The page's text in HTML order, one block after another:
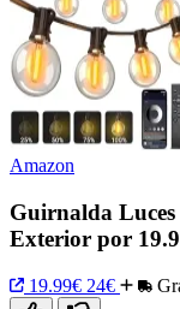
Amazon
Guirnalda
Exterior por
19.99€ 24€